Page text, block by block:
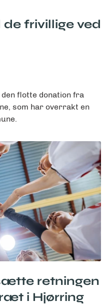
frivillige ved
flotte donation fra
som har overrakt en
retningen
i Hjørring